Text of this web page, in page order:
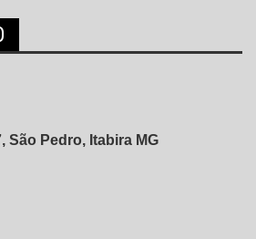
São Pedro, Itabira MG